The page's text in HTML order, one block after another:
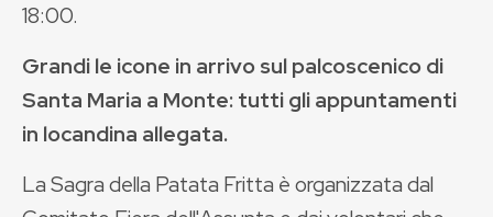
18:00.
Grandi le icone in arrivo sul palcoscenico di
Santa Maria a Monte: tutti gli appuntamenti
in locandina allegata.
La Sagra della Patata Fritta è organizzata dal